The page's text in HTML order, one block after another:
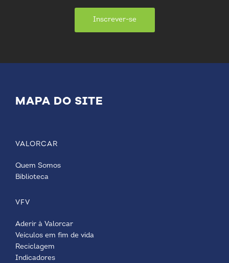
Inscrever-se
MAPA DO SITE
VALORCAR
Quem Somos
Biblioteca
VFV
Aderir à Valorcar
Veículos em fim de vida
Reciclagem
Indicadores